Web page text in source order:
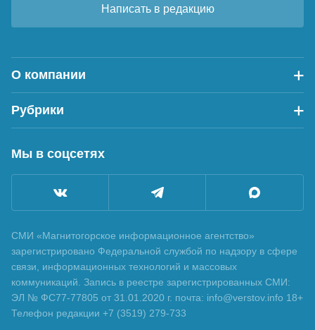
Написать в редакцию
О компании
Рубрики
Мы в соцсетях
СМИ «Магнитогорское информационное агентство»
зарегистрировано Федеральной службой по надзору в сфере
связи, информационных технологий и массовых
коммуникаций. Запись в реестре зарегистрированных СМИ:
ЭЛ № ФС77-77805 от 31.01.2020 г. почта: info@verstov.info 18+
Телефон редакции +7 (3519) 279-733